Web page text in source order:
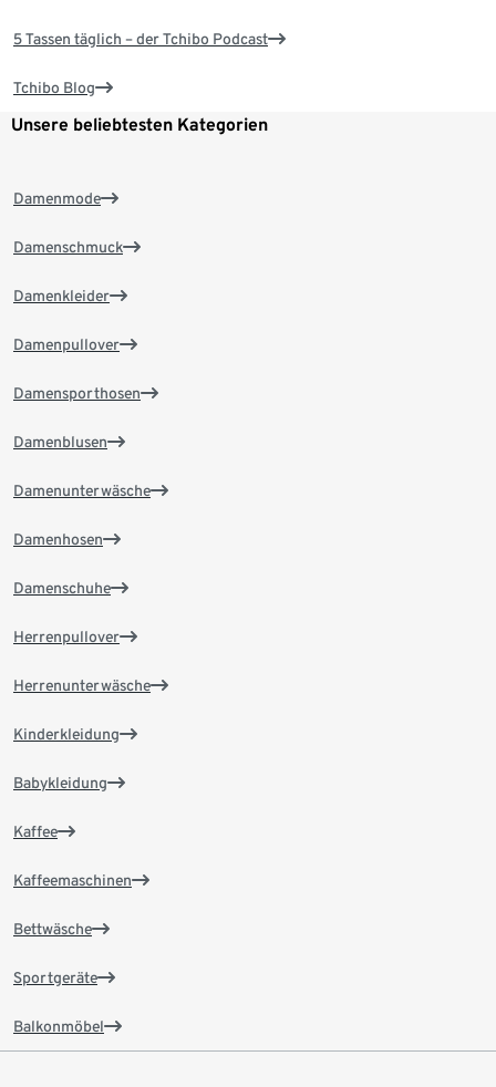
5 Tassen täglich – der Tchibo Podcast
Tchibo Blog
Unsere beliebtesten Kategorien
Damenmode
Damenschmuck
Damenkleider
Damenpullover
Damensporthosen
Damenblusen
Damenunterwäsche
Damenhosen
Damenschuhe
Herrenpullover
Herrenunterwäsche
Kinderkleidung
Babykleidung
Kaffee
Kaffeemaschinen
Bettwäsche
Sportgeräte
Balkonmöbel